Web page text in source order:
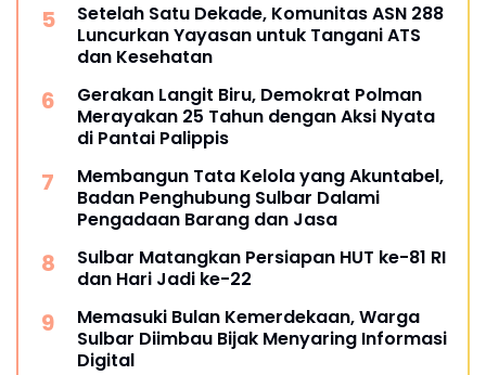
Setelah Satu Dekade, Komunitas ASN 288
Luncurkan Yayasan untuk Tangani ATS
dan Kesehatan
Gerakan Langit Biru, Demokrat Polman
Merayakan 25 Tahun dengan Aksi Nyata
di Pantai Palippis
Membangun Tata Kelola yang Akuntabel,
Badan Penghubung Sulbar Dalami
Pengadaan Barang dan Jasa
Sulbar Matangkan Persiapan HUT ke-81 RI
dan Hari Jadi ke-22
Memasuki Bulan Kemerdekaan, Warga
Sulbar Diimbau Bijak Menyaring Informasi
Digital